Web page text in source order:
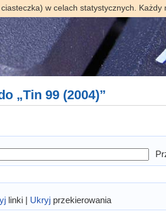
w celach statystycznych.
„Tin 99 (2004)”
linki | Ukryj przekierowania